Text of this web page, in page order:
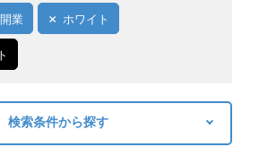
業 ホワイト
検索条件から探す